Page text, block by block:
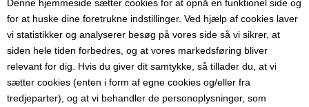
Denne hjemmeside sætter cookies for at opnå en funktionel side og
for at huske dine foretrukne indstillinger. Ved hjælp af cookies laver
vi statistikker og analyserer besøg på vores side så vi sikrer, at
siden hele tiden forbedres, og at vores markedsføring bliver
relevant for dig. Hvis du giver dit samtykke, så tillader du, at vi
sætter cookies (enten i form af egne cookies og/eller fra
tredjeparter), og at vi behandler de personoplysninger, som
Krymper hurtigt krympehætter på vin-, cider- og saftflasker og giver
en ensartet, professionel finish.
Pris ved 1 stk.
1.868,75DKK